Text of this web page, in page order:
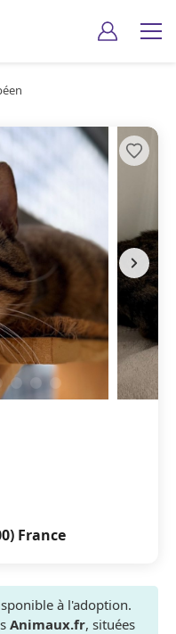
France
à l'adoption.
Animaux.fr, situées